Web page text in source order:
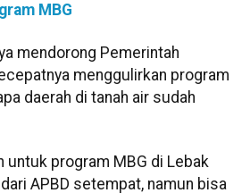
MBG
mendorong Pemerintah
menggulirkan program
daerah di tanah air sudah
untuk program MBG di Lebak
APBD setempat, namun bisa